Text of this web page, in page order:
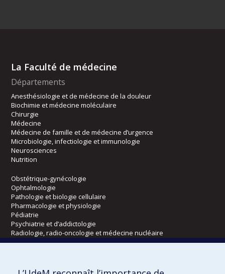
La Faculté de médecine
Départements
Anesthésiologie et de médecine de la douleur
Biochimie et médecine moléculaire
Chirurgie
Médecine
Médecine de famille et de médecine d’urgence
Microbiologie, infectiologie et immunologie
Neurosciences
Nutrition
Obstétrique-gynécologie
Ophtalmologie
Pathologie et biologie cellulaire
Pharmacologie et physiologie
Pédiatrie
Psychiatrie et d’addictologie
Radiologie, radio-oncologie et médecine nucléaire